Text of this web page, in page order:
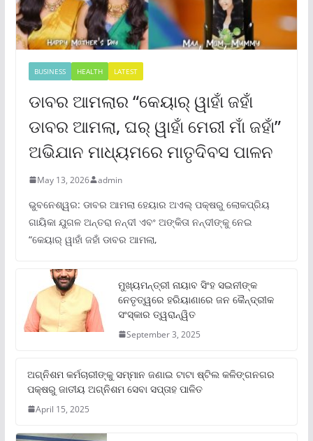
BUSINESS HEALTH LATEST
ଡାବର ଆମଲାର “କେୟାର୍ ୱାହାଁ ଜହାଁ
ଡାବର ଆମଲା, ଘର୍ ୱାହାଁ ମେରୀ ମାଁ ଜହାଁ”
ଅଭିଯାନ ମାଧ୍ୟମରେ ମାତୃଦିବସ ପାଳନ
May 13, 2026 admin
ଭୁବନେଶ୍ୱର: ଡାବର ଆମଲା ହେୟାର ଅଏଲ୍ ପକ୍ଷରୁ ଲୋକପ୍ରିୟ
ଗାୟିକା ଯୁଗଳ ଅନ୍ତରା ନନ୍ଦୀ ଏବଂ ଅଙ୍କିତା ନନ୍ଦୀଙ୍କୁ ନେଇ
“କେୟାର୍ ୱାହାଁ ଜହାଁ ଡାବର ଆମଲା,
ମୁଖ୍ୟମନ୍ତ୍ରୀ ନାୟାବ ସିଂହ ସଇନୀଙ୍କ
ନେତୃତ୍ୱରେ ହରିୟାଣାରେ ଜନ କୈନ୍ଦ୍ରୀକ
ସଂସ୍କାର ତ୍ୱରାନ୍ୱିତ
September 3, 2025
ଅଗ୍ନିଶମ କର୍ମଚାରୀଙ୍କୁ ସମ୍ମାନ ଜଣାଇ ଟାଟା ଷ୍ଟିଲ କଳିଙ୍ଗନଗର
ପକ୍ଷରୁ ଜାତୀୟ ଅଗ୍ନିଶମ ସେବା ସପ୍ତାହ ପାଳିତ
April 15, 2025